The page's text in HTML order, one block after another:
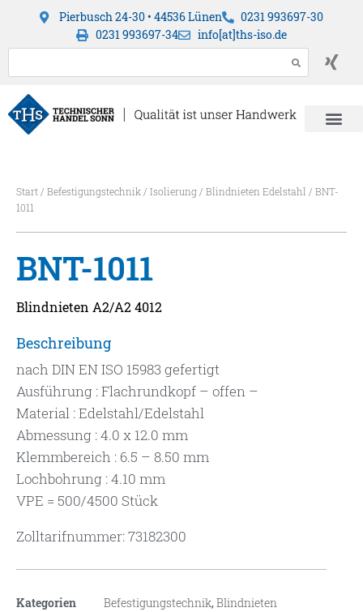
Pierbusch 24-30 • 44536 Lünen
0231 993697-30
0231 993697-34
info[at]ths-iso.de
Start/ Befestigungstechnik/ Isolierung/ Blindnieten Edelstahl / BNT-
1011
BNT-1011
Blindnieten A2/A2 4012
Beschreibung
nach DIN EN ISO 15983 gefertigt
Ausführung : Flachrundkopf – offen –
Material : Edelstahl/Edelstahl
Abmessung : 4.0 x 12.0 mm
Klemmbereich : 6.5 – 8.50 mm
Lochbohrung : 4.10 mm
VPE = 500/4500 Stück
Zolltarifnummer: 73182300
Kategorien Befestigungstechnik,Blindnieten